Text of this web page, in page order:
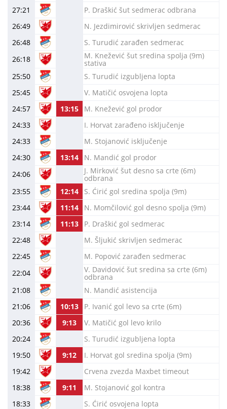
27:21
P. Draškić šut sedmerac odbrana
26:49
N. Jezdimirović skrivljen sedmerac
26:48
S. Turudić zarađen sedmerac
26:18
M. Knežević šut sredina spolja (9m)
stativa
25:50
S. Turudić izgubljena lopta
25:45
V. Matičić osvojena lopta
24:57
13:15
M. Knežević gol prodor
24:33
I. Horvat zarađeno isključenje
24:33
M. Stojanović isključenje
24:30
13:14
N. Mandić gol prodor
24:06
J. Mirković šut desno sa crte (6m)
odbrana
23:55
12:14
S. Ćirić gol sredina spolja (9m)
23:44
11:14
N. Momčilović gol desno spolja (9m)
23:14
11:13
P. Draškić gol sedmerac
22:48
M. Šljukić skrivljen sedmerac
22:45
M. Popović zarađen sedmerac
22:04
V. Davidović šut sredina sa crte (6m)
odbrana
21:08
N. Mandić asistencija
21:06
10:13
P. Ivanić gol levo sa crte (6m)
20:36
9:13
V. Matičić gol levo krilo
20:24
S. Turudić izgubljena lopta
19:50
9:12
I. Horvat gol sredina spolja (9m)
19:42
Crvena zvezda Maxbet timeout
18:38
9:11
M. Stojanović gol kontra
18:33
S. Ćirić osvojena lopta